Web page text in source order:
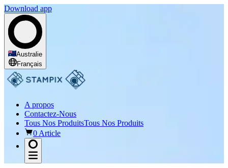
Download app
Australie
Français
A propos
Contactez-Nous
Tous Nos ProduitsTous Nos Produits
0 Article